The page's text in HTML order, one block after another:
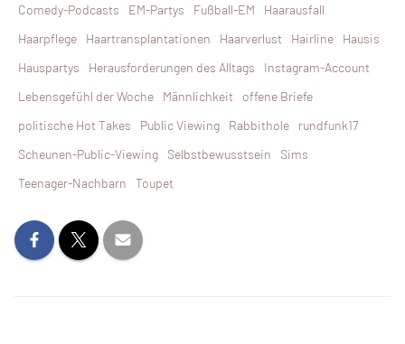
Comedy-Podcasts EM-Partys Fußball-EM
Haarausfall
Haarpflege
Haartransplantationen Haarverlust Hairline
Hausis
Hauspartys
Herausforderungen des Alltags
Instagram-Account
Lebensgefühl der Woche
Männlichkeit
offene Briefe
politische Hot Takes
Public Viewing Rabbithole
rundfunk17
Scheunen-Public-Viewing Selbstbewusstsein
Sims
Teenager-Nachbarn
Toupet